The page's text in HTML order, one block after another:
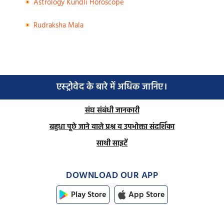
Astrology Kundli Horoscope
Rudraksha Mala
एस्ट्रोवेद के बारे में अधिक जानिए।
संघ संबंधी जानकारी
बहुधा पूछे जाने वाले प्रश्न व उपभोक्ता संदर्शिका
साथी साइटें
DOWNLOAD OUR APP
Play Store App Store